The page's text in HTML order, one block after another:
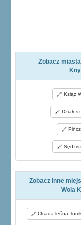
Zobacz
Książ
Zobacz inne
Wola
Osada leśna